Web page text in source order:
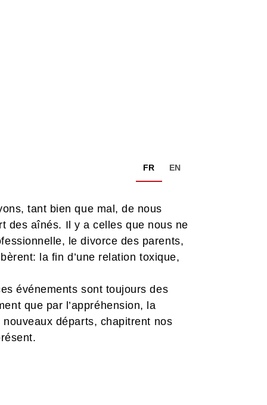
FR EN
tant bien que mal, de nous
des aînés. Il y a celles que nous ne
le divorce des parents,
la fin d’une relation toxique,
événements sont toujours des
que par l’appréhension, la
départs, chapitrent nos